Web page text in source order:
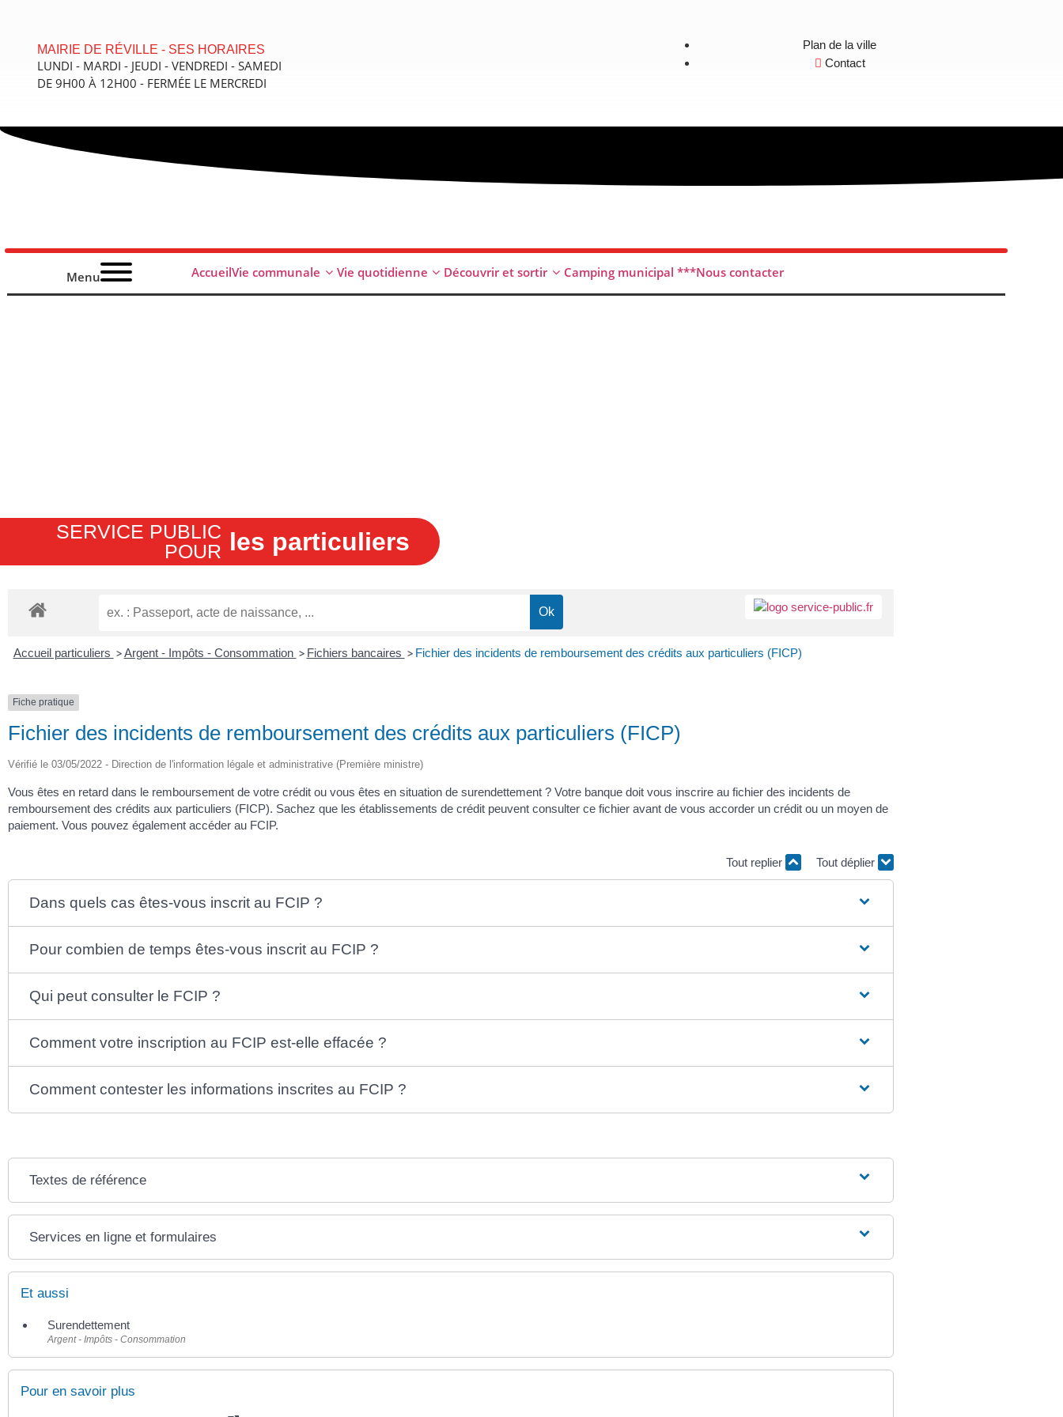
MAIRIE DE RÉVILLE - SES HORAIRES
LUNDI - MARDI - JEUDI - VENDREDI - SAMEDI
DE 9H00 À 12H00 - FERMÉE LE MERCREDI
Plan de la ville
Contact
Menu AccueilVie communale Vie quotidienne Découvrir et sortir Camping municipal ***Nous contacter
SERVICE PUBLIC
POUR​ les particuliers
Accueil particuliers > Argent - Impôts - Consommation > Fichiers bancaires > Fichier des incidents de remboursement des crédits aux particuliers (FICP)
Fiche pratique
Fichier des incidents de remboursement des crédits aux particuliers (FICP)
Vérifié le 03/05/2022 - Direction de l'information légale et administrative (Première ministre)
Vous êtes en retard dans le remboursement de votre crédit ou vous êtes en situation de surendettement ? Votre banque doit vous inscrire au fichier des incidents de
remboursement des crédits aux particuliers (FICP). Sachez que les établissements de crédit peuvent consulter ce fichier avant de vous accorder un crédit ou un moyen de
paiement. Vous pouvez également accéder au FCIP.
Tout replier Tout déplier
Dans quels cas êtes-vous inscrit au FCIP ?
Pour combien de temps êtes-vous inscrit au FCIP ?
Qui peut consulter le FCIP ?
Comment votre inscription au FCIP est-elle effacée ?
Comment contester les informations inscrites au FCIP ?
Textes de référence
Services en ligne et formulaires
Et aussi
Surendettement
Argent - Impôts - Consommation
Pour en savoir plus